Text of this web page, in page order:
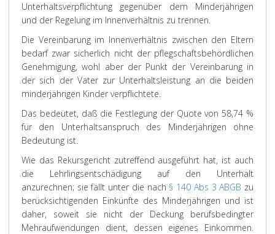
Unterhaltsverpflichtung gegenüber dem Minderjährigen
und der Regelung im Innenverhältnis zu trennen.
Die Vereinbarung im Innenverhältnis zwischen den Eltern
bedarf zwar sicherlich nicht der pflegschaftsbehördlichen
Genehmigung, wohl aber der Punkt der Vereinbarung in
der sich der Vater zur Unterhaltsleistung an die beiden
minderjährigen Kinder verpflichtete.
Das bedeutet, daß die Festlegung der Quote von 58,74 %
für den Unterhaltsanspruch des Minderjährigen ohne
Bedeutung ist.
Wie das Rekursgericht zutreffend ausgeführt hat, ist auch
die Lehrlingsentschädigung auf den Unterhalt
anzurechnen; sie fällt unter die nach § 140 Abs 3 ABGB zu
berücksichtigenden Einkünfte des Minderjährigen und ist
daher, soweit sie nicht der Deckung berufsbedingter
Mehraufwendungen dient, dessen eigenes Einkommen.